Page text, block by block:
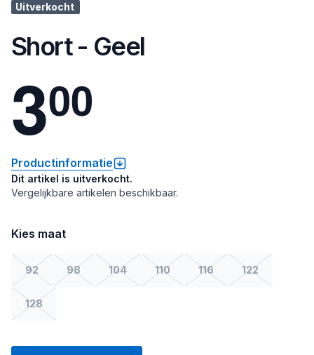
Uitverkocht
Short - Geel
300
Productinformatie
Dit artikel is uitverkocht.
Vergelijkbare artikelen beschikbaar.
Kies maat
92 98 104 110 116 122
128